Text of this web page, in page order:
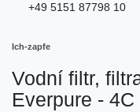
+49 5151 87798 10
Ich-zapfe
Vodní filtr,
Everpure -